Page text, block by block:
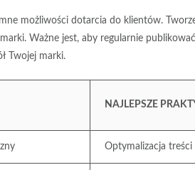
możliwości dotarcia do klientów.
Ważne jest, aby regularnie publikować
Twojej marki.
NAJLEPSZE
Optymalizacja treści